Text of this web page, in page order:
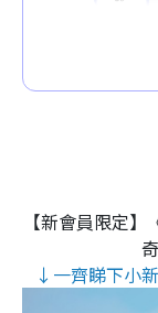
【新會員限定
↓一齊睇下小